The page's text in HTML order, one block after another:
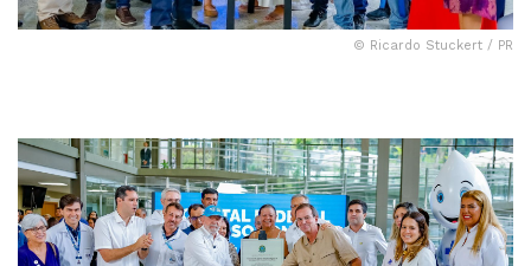
© Ricardo Stuckert / PR